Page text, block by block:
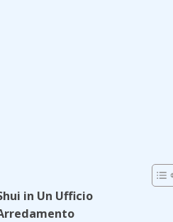
in Un Ufficio